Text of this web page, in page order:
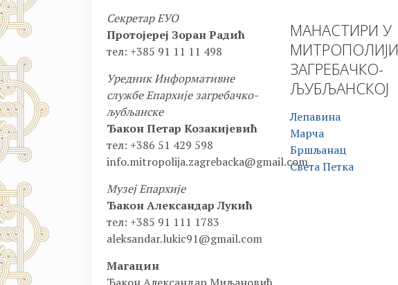
Секретар ЕУО
Протојереј Зоран Радић
тел: +385 91 11 11 498
Уредник Информативне
службе Епархије загребачко-
љубљанске
Ђакон Петар Козакијевић
тел: +386 51 429 598
info.mitropolija.zagrebacka@gmail.com
Музеј Епархије
Ђакон Александар Лукић
тел: +385 91 111 1783
aleksandar.lukic91@gmail.com
Магацин
МАНАСТИРИ У
МИТРОПОЛИЈИ
ЗАГРЕБАЧКО-
ЉУБЉАНСКОЈ
Лепавина
Марча
Бршљанац
Света Петка